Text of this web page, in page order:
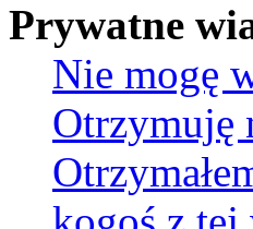
Prywatne
Nie mogę
Otrzymuję